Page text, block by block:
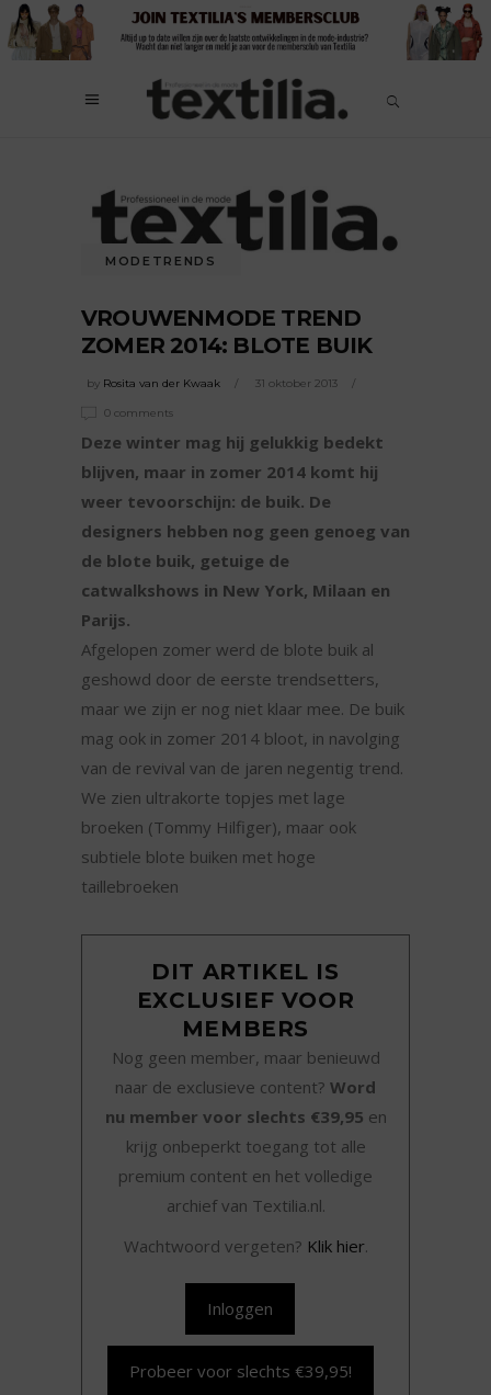
MODETRENDS
VROUWENMODE TREND
ZOMER 2014: BLOTE BUIK
by Rosita van der Kwaak 31 oktober 2013
0 comments
Deze winter mag hij gelukkig bedekt
blijven, maar in zomer 2014 komt hij
weer tevoorschijn: de buik. De
designers hebben nog geen genoeg van
de blote buik, getuige de
catwalkshows in New York, Milaan en
Parijs.
Afgelopen zomer werd de blote buik al
geshowd door de eerste trendsetters,
maar we zijn er nog niet klaar mee. De buik
mag ook in zomer 2014 bloot, in navolging
van de revival van de jaren negentig trend.
We zien ultrakorte topjes met lage
broeken (Tommy Hilfiger), maar ook
subtiele blote buiken met hoge
taillebroeken
DIT ARTIKEL IS
EXCLUSIEF VOOR
MEMBERS
Nog geen member, maar benieuwd
naar de exclusieve content? Word
nu member voor slechts €39,95 en
krijg onbeperkt toegang tot alle
premium content en het volledige
archief van Textilia.nl.
Wachtwoord vergeten? Klik hier.
Inloggen
Probeer voor slechts €39,95!